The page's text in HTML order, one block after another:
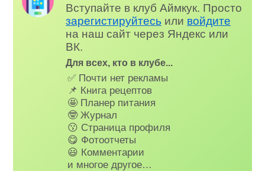
Вступайте в клуб Аймкук. Просто
зарегистируйтесь или войдите
на наш сайт через Яндекс или
ВК.
Для всех, кто в клубе...
✅ Почти нет рекламы
📌 Книга рецептов
🤩 Планер питания
🤓 Журнал
😗 Страница профиля
😋 Фотоотчеты
😃 Комментарии
и многое другое…